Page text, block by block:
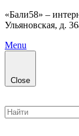
«Бали58» –
Ульяновская, д.
Menu
Close